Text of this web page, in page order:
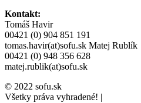
Kontakt:
Tomáš Havir
00421 (0) 904 851 191
tomas.havir(at)sofu.sk Matej Rublík
00421 (0) 948 356 628
matej.rublik(at)sofu.sk
© 2022 sofu.sk
Všetky práva vyhradené! |